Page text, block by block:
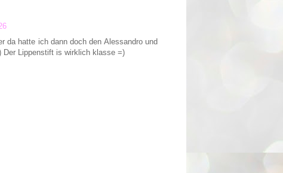
da hatte ich dann doch den Alessandro und
Lippenstift is wirklich klasse =)